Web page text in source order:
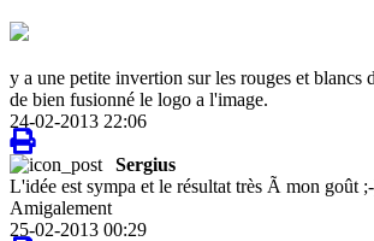
y a une petite invertion sur les rouges et blancs
de bien fusionné le logo a l'image.
24-02-2013 22:06
Sergius
L'idée est sympa et le résultat très Ã mon goût
Amigalement
25-02-2013 00:29